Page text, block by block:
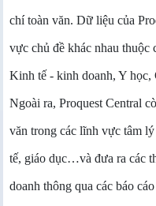
chí toàn văn. Dữ liệu của
vực chủ đề khác nhau thuộc
Kinh tế - kinh doanh, Y
Ngoài ra, Proquest Central
văn trong các lĩnh vực tâm
tế, giáo dục…và đưa ra các
doanh thông qua các báo